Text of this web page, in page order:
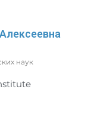
наук